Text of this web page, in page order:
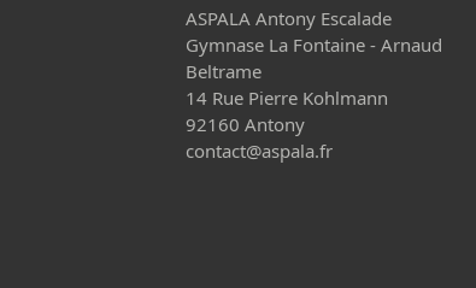
ASPALA Antony Escalade
Gymnase La Fontaine - Arnaud
Beltrame
14 Rue Pierre Kohlmann
92160 Antony
contact@aspala.fr